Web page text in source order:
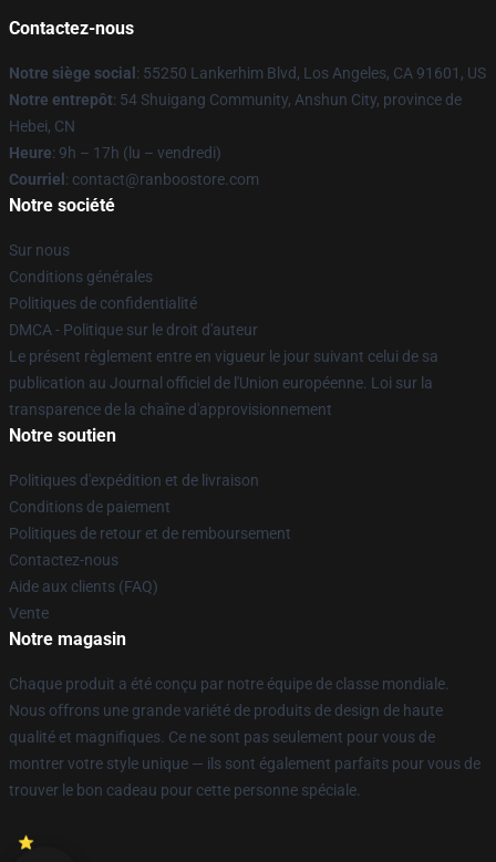
Contactez-nous
Notre siège social : 55250 Lankerhim Blvd, Los Angeles, CA 91601, US
Notre entrepôt: 54 Shuigang Community, Anshun City, province de
Hebei, CN
Heure: 9h – 17h (lu – vendredi)
Courriel : contact@ranboostore.com
Notre société
Sur nous
Conditions générales
Politiques de confidentialité
DMCA - Politique sur le droit d'auteur
Le présent règlement entre en vigueur le jour suivant celui de sa
publication au Journal officiel de l'Union européenne. Loi sur la
transparence de la chaîne d'approvisionnement
Notre soutien
Politiques d'expédition et de livraison
Conditions de paiement
Politiques de retour et de remboursement
Contactez-nous
Aide aux clients (FAQ)
Vente
Notre magasin
Chaque produit a été conçu par notre équipe de classe mondiale.
Nous offrons une grande variété de produits de design de haute
qualité et magnifiques. Ce ne sont pas seulement pour vous de
montrer votre style unique — ils sont également parfaits pour vous de
trouver le bon cadeau pour cette personne spéciale.